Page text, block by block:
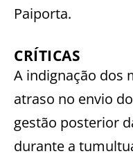
Paiporta.
CRÍTICAS
A indignação dos
atraso no envio
gestão posterior
durante a